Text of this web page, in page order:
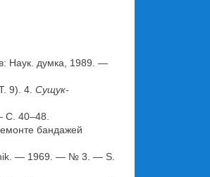
Наук. думка, 1989. —
9). 4. Сущук-
40–48.
бандажей
— 1969. — № 3. — S.